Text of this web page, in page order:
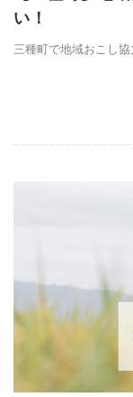
い！
三種町で地域おこし